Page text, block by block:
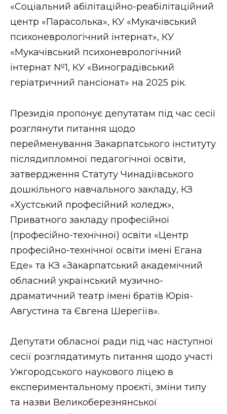
«Соціальний абілітаційно-реабілітаційний
центр «Парасолька», КУ «Мукачівський
психоневрологічний інтернат», КУ
«Мукачівський психоневрологічний
інтернат №1, КУ «Виноградівський
геріатричний пансіонат» на 2025 рік.
Президія пропонує депутатам під час сесії
розглянути питання щодо
перейменування Закарпатського інституту
післядипломної педагогічної освіти,
затвердження Статуту Чинадіївського
дошкільного навчального закладу, КЗ
«Хустський професійний коледж»,
Приватного закладу професійної
(професійно-технічної) освіти «Центр
професійно-технічної освіти імені Егана
Еде» та КЗ «Закарпатський академічний
обласний український музично-
драматичний театр імені братів Юрія-
Августина та Євгена Шерегіїв».
Депутати обласної ради під час наступної
сесії розглядатимуть питання щодо участі
Ужгородського наукового ліцею в
експериментальному проєкті, зміни типу
та назви Великоберезнянської